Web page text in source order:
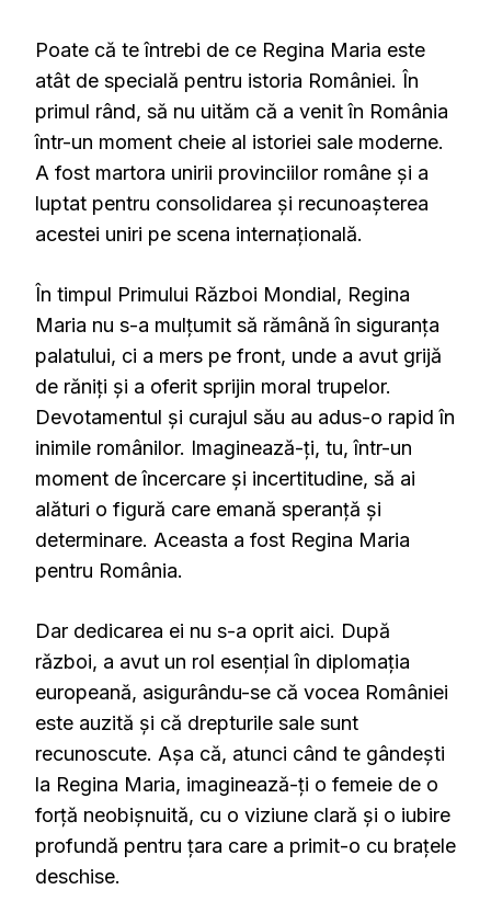
Poate că te întrebi de ce Regina Maria este
atât de specială pentru istoria României. În
primul rând, să nu uităm că a venit în România
într-un moment cheie al istoriei sale moderne.
A fost martora unirii provinciilor române și a
luptat pentru consolidarea și recunoașterea
acestei uniri pe scena internațională.
În timpul Primului Război Mondial, Regina
Maria nu s-a mulțumit să rămână în siguranța
palatului, ci a mers pe front, unde a avut grijă
de răniți și a oferit sprijin moral trupelor.
Devotamentul și curajul său au adus-o rapid în
inimile românilor. Imaginează-ți, tu, într-un
moment de încercare și incertitudine, să ai
alături o figură care emană speranță și
determinare. Aceasta a fost Regina Maria
pentru România.
Dar dedicarea ei nu s-a oprit aici. După
război, a avut un rol esențial în diplomația
europeană, asigurându-se că vocea României
este auzită și că drepturile sale sunt
recunoscute. Așa că, atunci când te gândești
la Regina Maria, imaginează-ți o femeie de o
forță neobișnuită, cu o viziune clară și o iubire
profundă pentru țara care a primit-o cu brațele
deschise.